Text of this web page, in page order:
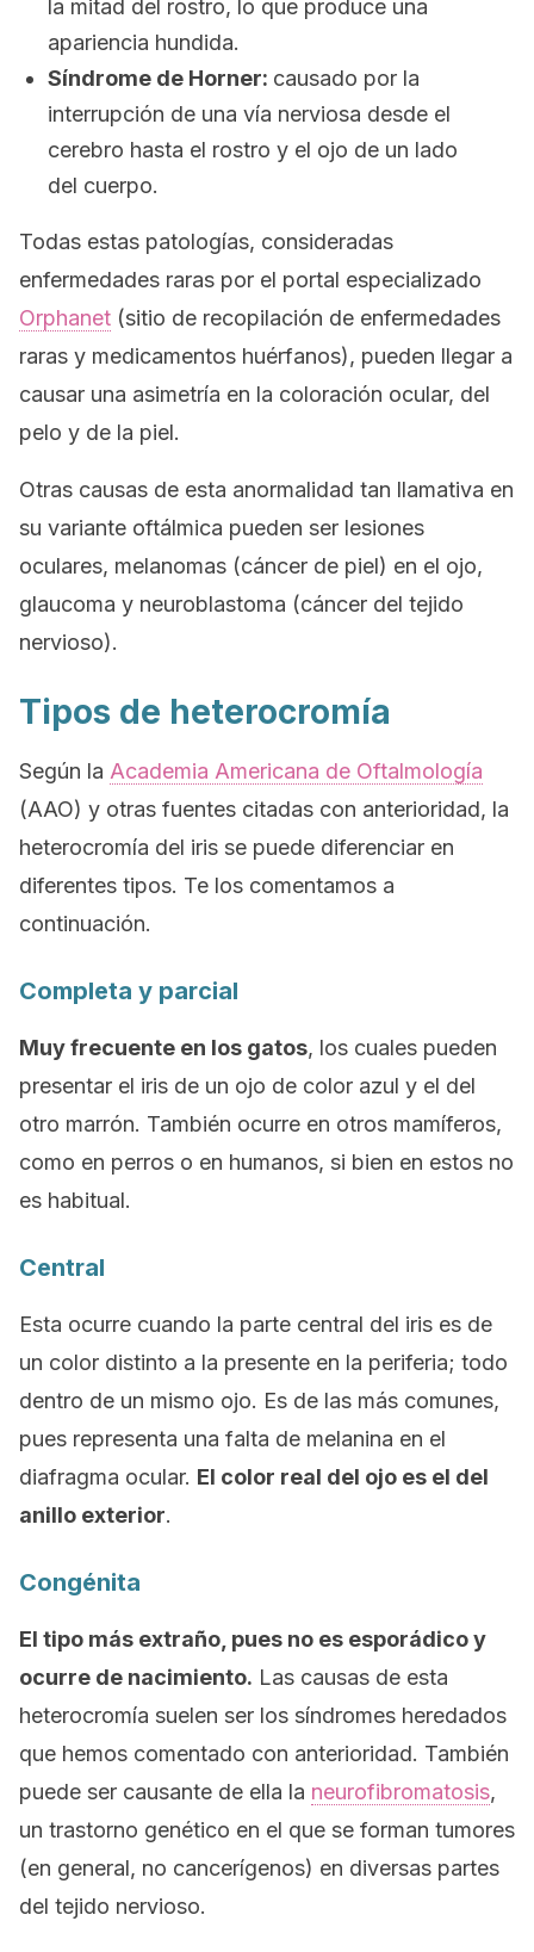
la mitad del rostro, lo que produce una
apariencia hundida.
Síndrome de Horner: causado por la
interrupción de una vía nerviosa desde el
cerebro hasta el rostro y el ojo de un lado
del cuerpo.
Todas estas patologías, consideradas
enfermedades raras por el portal especializado
Orphanet (sitio de recopilación de enfermedades
raras y medicamentos huérfanos), pueden llegar a
causar una asimetría en la coloración ocular, del
pelo y de la piel.
Otras causas de esta anormalidad tan llamativa en
su variante oftálmica pueden ser lesiones
oculares, melanomas (cáncer de piel) en el ojo,
glaucoma y neuroblastoma (cáncer del tejido
nervioso).
Tipos de heterocromía
Según la Academia Americana de Oftalmología
(AAO) y otras fuentes citadas con anterioridad, la
heterocromía del iris se puede diferenciar en
diferentes tipos. Te los comentamos a
continuación.
Completa y parcial
Muy frecuente en los gatos, los cuales pueden
presentar el iris de un ojo de color azul y el del
otro marrón. También ocurre en otros mamíferos,
como en perros o en humanos, si bien en estos no
es habitual.
Central
Esta ocurre cuando la parte central del iris es de
un color distinto a la presente en la periferia; todo
dentro de un mismo ojo. Es de las más comunes,
pues representa una falta de melanina en el
diafragma ocular. El color real del ojo es el del
anillo exterior.
Congénita
El tipo más extraño, pues no es esporádico y
ocurre de nacimiento. Las causas de esta
heterocromía suelen ser los síndromes heredados
que hemos comentado con anterioridad. También
puede ser causante de ella la neurofibromatosis,
un trastorno genético en el que se forman tumores
(en general, no cancerígenos) en diversas partes
del tejido nervioso.